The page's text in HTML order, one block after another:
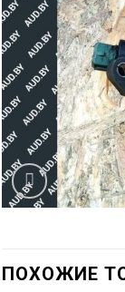
ПОХОЖИЕ